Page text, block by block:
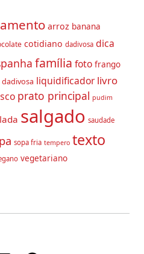
arroz banana
cotidiano dadivosa dica
família foto frango
liquidificador livro
prato principal pudim
salgado saudade
sopa fria tempero texto
vegetariano